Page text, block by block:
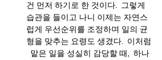
건 먼저 하기로 한 것이다.  그렇게
습관을 들이고 나니 이제는 자연스
럽게 우선순위를 조정하며 일의 균
형을 맞추는 요령도 생겼다.  이처럼
맡은 일을 성실히 감당할 때,  하나